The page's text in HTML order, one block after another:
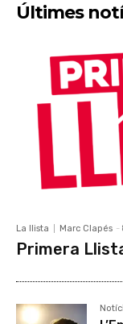
Últimes
La llista Marc Clapés -
Primera